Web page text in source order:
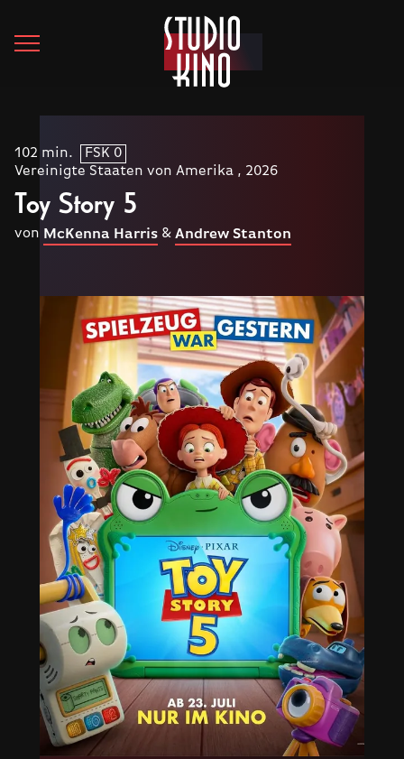
102 min.
FSK 0
Vereinigte Staaten von Amerika , 2026
Toy Story 5
von McKenna Harris & Andrew Stanton